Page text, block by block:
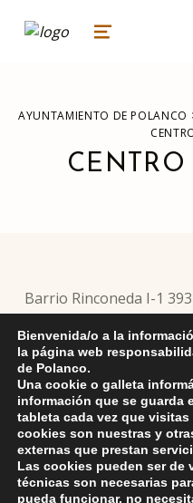
ayuntamiento
AYUNTAMIENTO DE POLANCO MENU
AYUNTAMIENTO DE POLANCO
Barrio Rinconeda I-1
Skip back to main navigation
DEJA UNA
Lo siento, debes estar
comentario.
Bienvenida/o a la
la página web
de Polanco.
Una cookie o galleta
información que se guarda
tableta cada vez que
cookies son nuestras y
externas que prestan
Las cookies pueden ser
técnicas son necesarias
pueda funcionar, no